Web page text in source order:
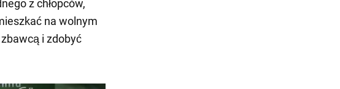
z chłopców,
na wolnym
i zdobyć